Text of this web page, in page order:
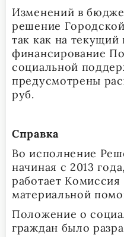
Изменений в
решение
так как на текущий
финансирование
социальной
предусмотрены
руб.
Справка
Во исполнение
начиная с 2013
работает
материальной
Положение о
граждан было